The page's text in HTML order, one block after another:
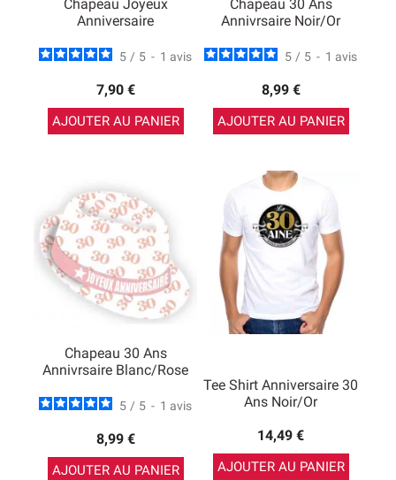
Chapeau Joyeux
Anniversaire
5 / 5 - 1 avis
7,90 €
AJOUTER AU PANIER
Chapeau 30 Ans
Annivrsaire Noir/Or
5 / 5 - 1 avis
8,99 €
AJOUTER AU PANIER
Chapeau 30 Ans
Annivrsaire Blanc/Rose
5 / 5 - 1 avis
8,99 €
AJOUTER AU PANIER
Tee Shirt Anniversaire 30
Ans Noir/Or
14,49 €
AJOUTER AU PANIER